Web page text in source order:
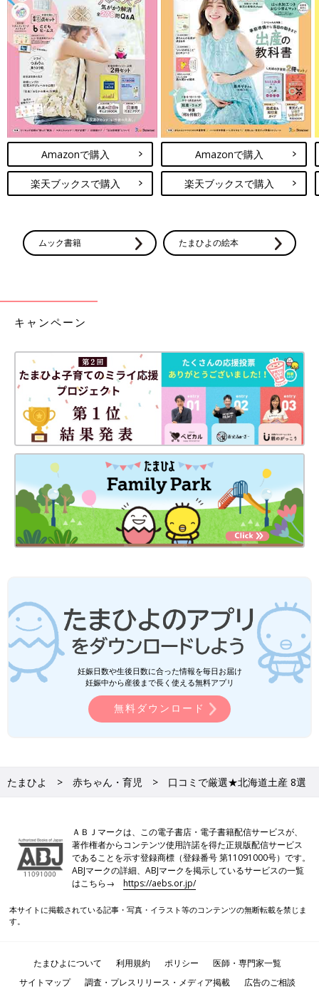
かま栄 パンロール
かま栄という道内では有名な蒲鉾やさんのパンロールで、魚のす
り身をパンで巻いて揚げた物。新千歳空港に寄る時には外せない
お土産です。
北海道のお土産、気になるものばかりでしたね。次に北海道に行
ったときには全部買ってしまいそうです。
（文・古川はる香）
【ババアの子連れ旅行】子連れ向け宿、
最高！！ 連載#25
て産後、慣れない赤ちゃんのお世話に疲れたバ
バアと夫は温泉旅館でリフレッシュ！！という
※この記事は「たまひよONLINE」で過去に公開されたもので
※記事の内容は記事執筆当時の情報であり、現在と異なる場合が
Amazonで購入
楽天ブックスで購入
Amazonで購入
楽天ブックスで購入
ムック書籍 たまひよの絵本
キャンペーン
妊娠日数や生後日数に合った情報を毎日お届け
妊娠中から産後まで長く使える無料アプリ
無料ダウンロード
たまひよ 赤ちゃん・育児 口コミで厳選★北海道土産 8選
ＡＢＪマークは、この電子書店・電子書籍配信サービスが、
著作権者からコンテンツ使用許諾を得た正規版配信サービス
であることを示す登録商標（登録番号 第11091000号）です。
ABJマークの詳細、ABJマークを掲示しているサービスの一覧
はこちら→https://aebs.or.jp/
本サイトに掲載されている記事・写真・イラスト等のコンテンツの無断転載を禁じま
す。
たまひよについて 利用規約 ポリシー
医師・専門家一覧
サイトマップ
調査・プレスリリース・メディア掲載 広告のご相談